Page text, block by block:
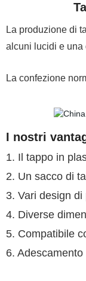
La produzione di
alcuni lucidi e una
La confezione
I nostri
1. Il tappo in
2. Un sacco di
3. Vari design
4. Diverse
5. Compatibile
6. Adescamento